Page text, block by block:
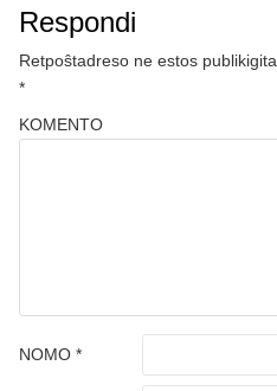
Respondi
Retpoŝtadreso ne estos publikigita.
*
KOMENTO
NOMO *